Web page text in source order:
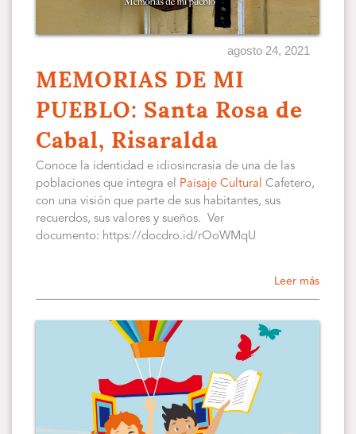
agosto 24, 2021
MEMORIAS DE MI
PUEBLO: Santa Rosa de
Cabal, Risaralda
Conoce la identidad e idiosincrasia de una de las
poblaciones que integra el
Paisaje Cultural Cafetero,
con una visión que parte de sus habitantes, sus
recuerdos, sus valores y sueños. Ver
documento: https://docdro.id/rOoWMqU
Leer más